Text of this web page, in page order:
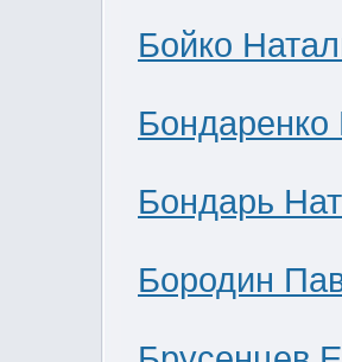
Бойко
Бондаренко
Бондарь
Бородин